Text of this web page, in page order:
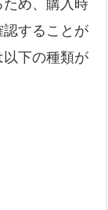
め、購入時
することが
下の種類が